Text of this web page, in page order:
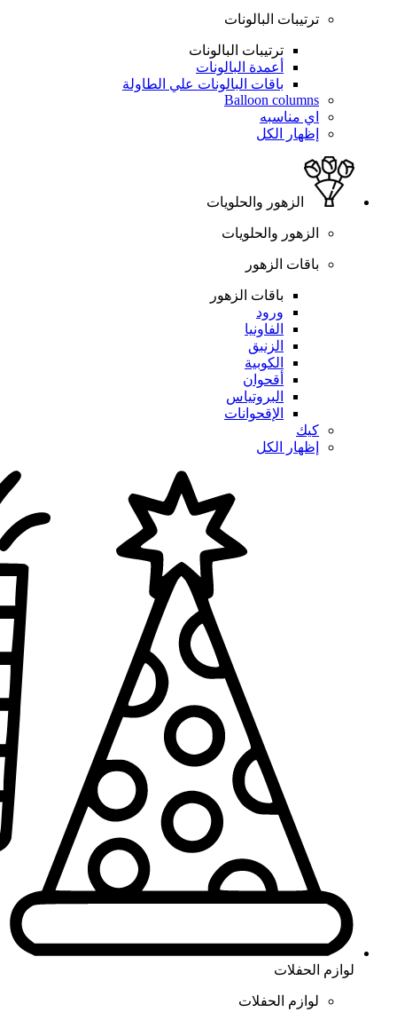
ترتيبات البالونات
ترتيبات البالونات
أعمدة البالونات
باقات البالونات علي الطاولة
Balloon columns
اي مناسبه
إظهار الكل
الزهور والحلويات
الزهور والحلويات
باقات الزهور
باقات الزهور
ورود
الفاونيا
الزنبق
الكوبية
أقحوان
البروتياس
الإقحوانات
كيك
إظهار الكل
لوازم الحفلات
لوازم الحفلات